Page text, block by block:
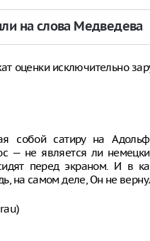
на слова Медведева
оценки исключительно
собой сатиру на
— не является ли
перед экраном. И в
на самом деле, Он не